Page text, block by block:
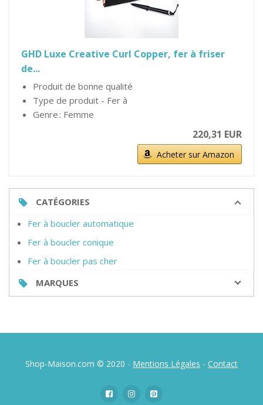
GHD Luxe Creative Curl Copper, fer à friser
de...
Produit de bonne qualité
Type de produit - Fer à
Genre : Femme
220,31 EUR
Acheter sur Amazon
CATÉGORIES
Fer à boucler automatique
Fer à boucler conique
Fer à boucler pas cher
MARQUES
Shop-Maison.com © 2020 - Mentions Légales - Contact